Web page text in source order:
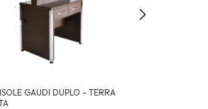
GAUDI DUPLO - TERRA